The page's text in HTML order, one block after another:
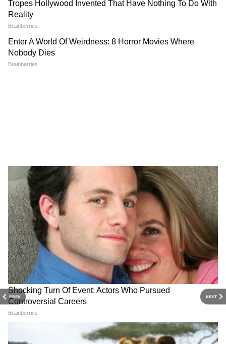
PREV NEXT
Image Credit :
मेष राशिफल (Dainik Mesh Rashifal)
या राशीच्या लोकांनी गुंतवणूक करताना काळजी घ्यावी. न